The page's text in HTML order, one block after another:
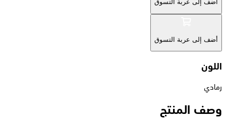
أضف إلى عربة التسوق
أضف إلى عربة التسوق
اللون
رمادي
وصف المنتج